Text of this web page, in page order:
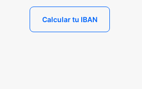
Calcular tu IBAN